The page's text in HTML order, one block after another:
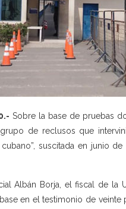
Sobre la base de pruebas
de reclusos que
suscitada en junio
Albán Borja, el fiscal de la
en el testimonio de veinte